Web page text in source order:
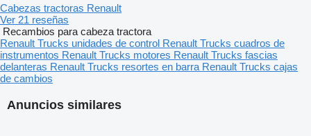
Anuncios similares
Cabezas tractoras Renault
Ver 21 reseñas
Recambios para cabeza tractora
Renault Trucks unidades de control Renault Trucks cuadros de
instrumentos Renault Trucks motores Renault Trucks fascias
delanteras Renault Trucks resortes en barra Renault Trucks cajas
de cambios